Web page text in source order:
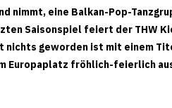
nimmt, eine Balkan-Pop-
Saisonspiel feiert der THW
geworden ist mit einem
Europaplatz fröhlich-feierlich